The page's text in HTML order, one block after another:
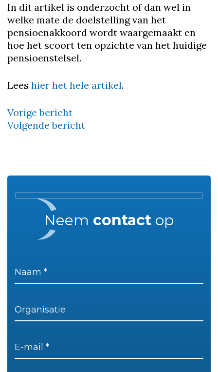
In dit artikel is onderzocht of dan wel in
welke mate de doelstelling van het
pensioenakkoord wordt waargemaakt en
hoe het scoort ten opzichte van het huidige
pensioenstelsel.
Lees hier het hele artikel.
Bericht
Vorige bericht
Volgende bericht
Neem contact op